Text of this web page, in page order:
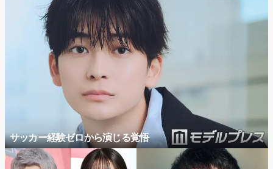
サッカー経験ゼロから演じる覚悟